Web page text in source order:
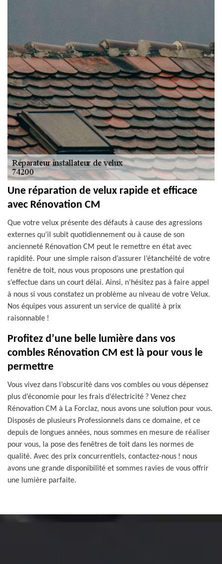
Une réparation de velux rapide et efficace
avec Rénovation CM
Que votre velux présente des défauts à cause des agressions
externes qu’il subit quotidiennement ou à cause de son
ancienneté Rénovation CM peut le remettre en état avec
rapidité. Pour une simple raison d’assurer l’étanchéité de votre
fenêtre de toit, nous vous proposons une prestation qui
s’effectue dans un court délai. Ainsi, n’hésitez pas à faire appel
à nous si vous constatez un problème au niveau de votre Velux.
Nos équipes vous assurent un service de qualité à prix
raisonnable !
Profitez d’une belle lumière dans vos
combles Rénovation CM est là pour vous le
permettre
Vous vivez dans l’obscurité dans vos combles ou vous dépensez
plus d’économie pour les frais d’électricité ? Venez chez
Rénovation CM à La Forclaz, nous avons une solution pour vous.
Disposés de plusieurs Professionnels dans ce domaine, et ce
depuis de longues années, nous sommes en mesure de réaliser
pour vous, la pose des fenêtres de toit dans les normes de
qualité. Avec des prix concurrentiels, contactez-nous ! nous
avons une grande disponibilité et sommes ravies de vous offrir
une lumière parfaite.